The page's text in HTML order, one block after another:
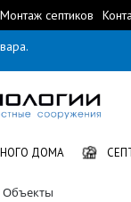
Монтаж септиков
ДОМА
Объекты